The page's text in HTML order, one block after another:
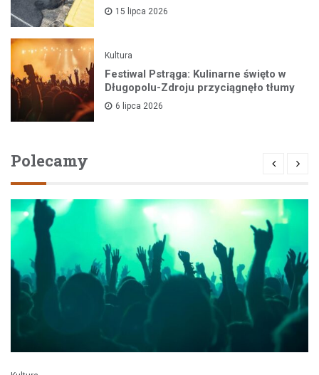
15 lipca 2026
Kultura
Festiwal Pstrąga: Kulinarne święto w
Długopolu-Zdroju przyciągnęło tłumy
6 lipca 2026
Polecamy